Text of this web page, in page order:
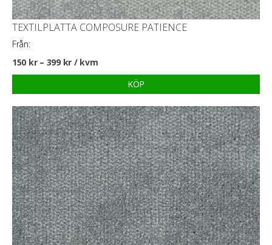
TEXTILPLATTA COMPOSURE PATIENCE
Från:
150 kr– 399 kr/ kvm
KÖP